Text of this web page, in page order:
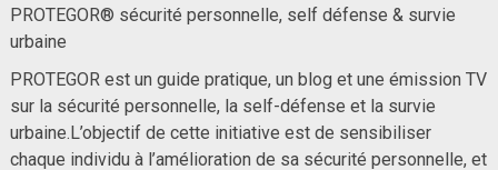
PROTEGOR® sécurité personnelle, self défense & survie
urbaine
PROTEGOR est un guide pratique, un blog et une émission TV
sur la sécurité personnelle, la self-défense et la survie
urbaine.L’objectif de cette initiative est de sensibiliser
chaque individu à l’amélioration de sa sécurité personnelle, et